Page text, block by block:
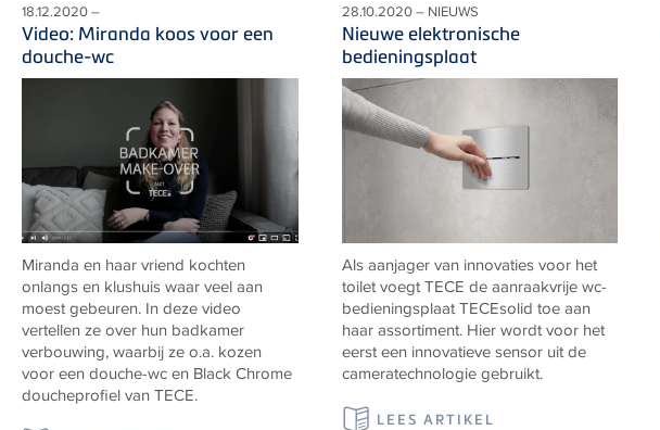
18.12.2020 –
Video: Miranda koos voor een
douche-wc
Miranda en haar vriend kochten
onlangs en klushuis waar veel aan
moest gebeuren. In deze video
vertellen ze over hun badkamer
verbouwing, waarbij ze o.a. kozen
voor een douche-wc en Black Chrome
doucheprofiel van TECE.
28.10.2020 – NIEUWS
Nieuwe elektronische
bedieningsplaat
Als aanjager van innovaties voor het
toilet voegtTECE de aanraakvrije wc-
bedieningsplaatTECEsolid toe aan
haar assortiment. Hier wordt voor het
eerst een innovatieve sensor uit de
cameratechnologie gebruikt.
LEES ARTIKEL